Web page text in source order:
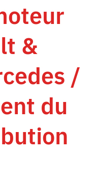
&
/
du